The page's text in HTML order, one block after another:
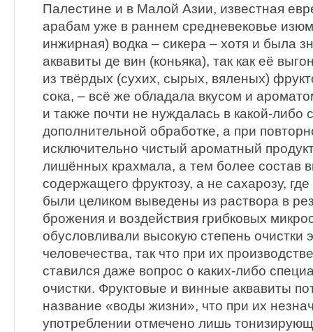
Палестине и в Малой Азии, известная
арабам уже в раннем средневековье
инжирная) водка – сикера – хотя и была
аквавиты де вин (коньяка), так как её
из твёрдых (сухих, сырых, вяленых)
сока, – всё же обладала вкусом и
и также почти не нуждалась в какой-либо
дополнительной обработке, а при
исключительно чистый ароматный
лишённых крахмала, а тем более состав
содержащего фруктозу, а не сахарозу,
были целиком выведены из раствора в
брожения и воздействия грибковых
обусловливали высокую степень очистки
человечества, так что при их
ставился даже вопрос о каких-либо
очистки. Фруктовые и винные аквавиты
название «воды жизни», что при их
употреблении отмечено лишь